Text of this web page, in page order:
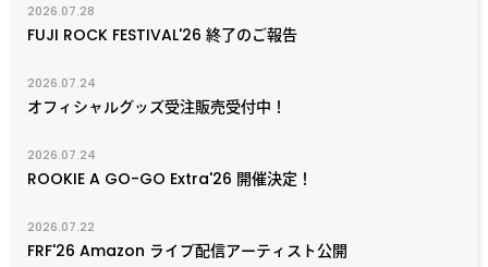
2026.07.28
FUJI ROCK FESTIVAL'26 終了のご報告
2026.07.24
オフィシャルグッズ受注販売受付中！
2026.07.24
ROOKIE A GO-GO Extra'26 開催決定！
2026.07.22
FRF'26 Amazon ライブ配信アーティスト公開